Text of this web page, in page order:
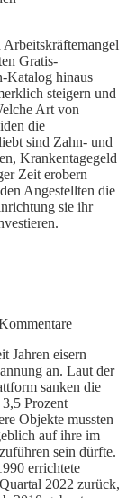
Gratis-
Katalog hinaus
steigern und
Art von
die
sind Zahn- und
Krankentagegeld
Zeit erobern
Angestellten die
sie ihr
Jahren eisern
an. Laut der
sanken die
Prozent
Objekte mussten
auf ihre im
sein dürfte.
errichtete
2022 zurück,